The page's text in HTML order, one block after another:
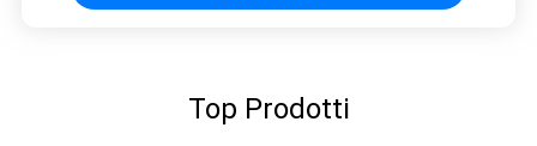
Top Prodotti